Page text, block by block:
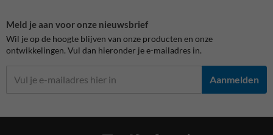
Meld je aan voor onze nieuwsbrief
Wil je op de hoogte blijven van onze producten en onze
ontwikkelingen. Vul dan hieronder je e-mailadres in.
Aanmelden